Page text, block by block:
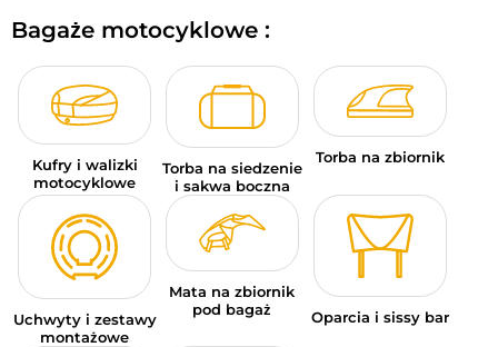
Bagaże motocyklowe :
Kufry i walizki
motocyklowe
Torba na siedzenie
i sakwa boczna
Torba na zbiornik
Uchwyty i zestawy
montażowe
Mata na zbiornik
pod bagaż
Oparcia i sissy bar